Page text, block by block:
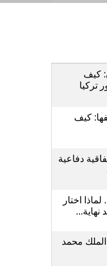
كيف
تركيا
كيف
دفاعية
اختار
الملك محمد